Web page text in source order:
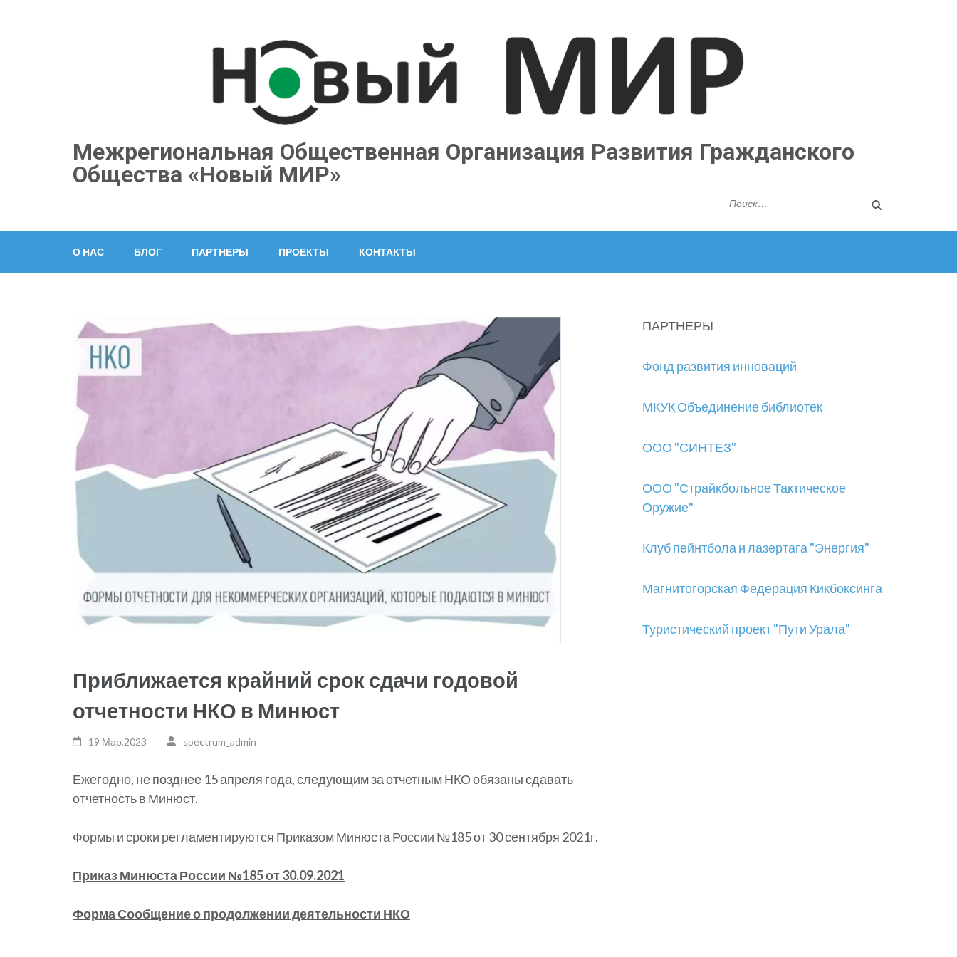
Межрегиональная Общественная Организация Развития Гражданского
Общества «Новый МИР»
Найти:
О НАС БЛОГ ПАРТНЕРЫ ПРОЕКТЫ КОНТАКТЫ
Приближается крайний срок сдачи годовой
отчетности НКО в Минюст
19 Мар,2023 spectrum_admin
Ежегодно, не позднее 15 апреля года, следующим за отчетным НКО обязаны сдавать
отчетность в Минюст.
Формы и сроки регламентируются Приказом Минюста России №185 от 30 сентября 2021г.
Приказ Минюста России №185 от 30.09.2021
Форма Сообщение о продолжении деятельности НКО
ПАРТНЕРЫ
Фонд развития инноваций
МКУК Объединение библиотек
ООО "СИНТЕЗ"
ООО "Страйкбольное Тактическое
Оружие"
Клуб пейнтбола и лазертага "Энергия"
Магнитогорская Федерация Кикбоксинга
Туристический проект "Пути Урала"